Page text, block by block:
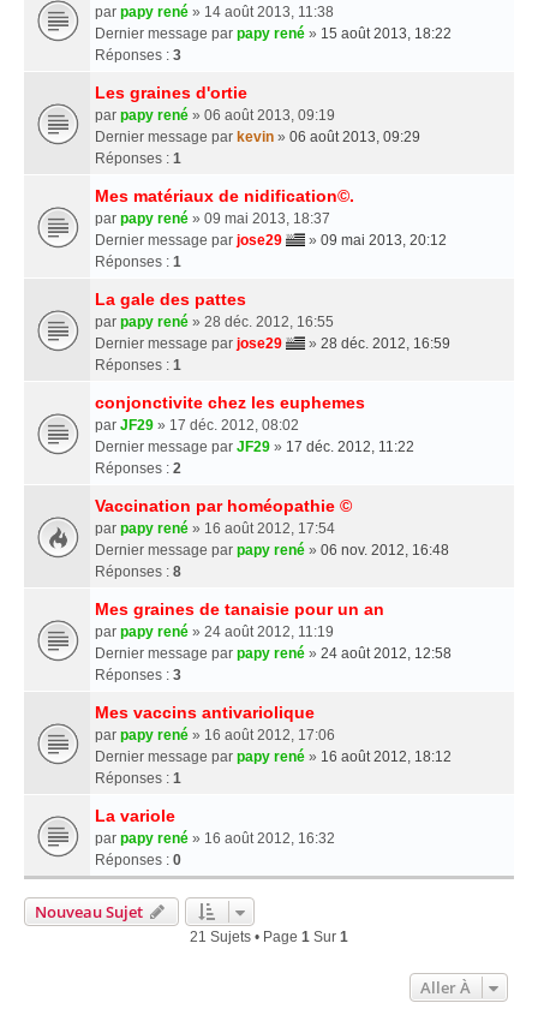
par papy rené » 14 août 2013, 11:38
Dernier message par papy rené » 15 août 2013, 18:22
Réponses : 3
Les graines d'ortie
par papy rené » 06 août 2013, 09:19
Dernier message par kevin » 06 août 2013, 09:29
Réponses : 1
Mes matériaux de nidification©.
par papy rené » 09 mai 2013, 18:37
Dernier message par jose29 » 09 mai 2013, 20:12
Réponses : 1
La gale des pattes
par papy rené » 28 déc. 2012, 16:55
Dernier message par jose29 » 28 déc. 2012, 16:59
Réponses : 1
conjonctivite chez les euphemes
par JF29 » 17 déc. 2012, 08:02
Dernier message par JF29 » 17 déc. 2012, 11:22
Réponses : 2
Vaccination par homéopathie ©
par papy rené » 16 août 2012, 17:54
Dernier message par papy rené » 06 nov. 2012, 16:48
Réponses : 8
Mes graines de tanaisie pour un an
par papy rené » 24 août 2012, 11:19
Dernier message par papy rené » 24 août 2012, 12:58
Réponses : 3
Mes vaccins antivariolique
par papy rené » 16 août 2012, 17:06
Dernier message par papy rené » 16 août 2012, 18:12
Réponses : 1
La variole
par papy rené » 16 août 2012, 16:32
Réponses : 0
Nouveau Sujet
21 Sujets • Page 1 Sur 1
Aller À